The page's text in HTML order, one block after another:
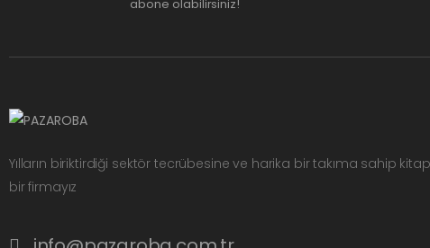
abone olabilirsiniz!
Yılların biriktirdiği sektör tecrübesine ve harika bir takıma sahip
bir firmayız